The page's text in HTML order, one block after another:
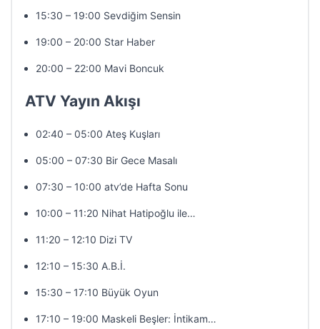
15:30 – 19:00 Sevdiğim Sensin
19:00 – 20:00 Star Haber
20:00 – 22:00 Mavi Boncuk
ATV Yayın Akışı
02:40 – 05:00 Ateş Kuşları
05:00 – 07:30 Bir Gece Masalı
07:30 – 10:00 atv’de Hafta Sonu
10:00 – 11:20 Nihat Hatipoğlu ile…
11:20 – 12:10 Dizi TV
12:10 – 15:30 A.B.İ.
15:30 – 17:10 Büyük Oyun
17:10 – 19:00 Maskeli Beşler: İntikam…